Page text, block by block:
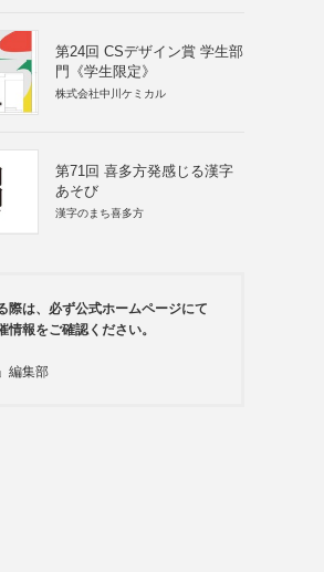
第24回 CSデザイン賞 学生部
門《学生限定》
株式会社中川ケミカル
第71回 喜多方発感じる漢字
あそび
漢字のまち喜多方
際は、必ず公式ホームページにて
情報をご確認ください。
編集部